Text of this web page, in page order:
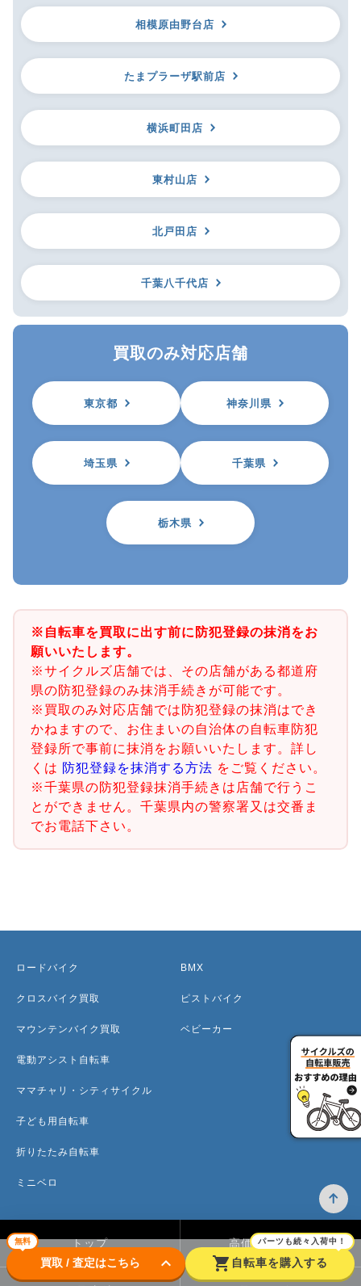
相模原由野台店
たまプラーザ駅前店
横浜町田店
東村山店
北戸田店
千葉八千代店
買取のみ対応店舗
東京都 神奈川県
埼玉県 千葉県
栃木県
※自転車を買取に出す前に防犯登録の抹消をお
願いいたします。
※サイクルズ店舗では、その店舗がある都道府
県の防犯登録のみ抹消手続きが可能です。
※買取のみ対応店舗では防犯登録の抹消はでき
かねますので、お住まいの自治体の自転車防犯
登録所で事前に抹消をお願いいたします。詳し
くは 防犯登録を抹消する方法 をご覧ください。
※千葉県の防犯登録抹消手続きは店舗で行うこ
とができません。千葉県内の警察署又は交番ま
でお電話下さい。
無料
買取 / 査定はこちら keyboard_arrow_down shopping_cart
パーツも続々入荷中！
自転車を購入する
ロードバイク
クロスバイク買取
マウンテンバイク買取
電動アシスト自転車
ママチャリ・シティサイクル
子ども用自転車
折りたたみ自転車
ミニベロ
BMX
ピストバイク
ベビーカー
トップ 高価買取のワケ